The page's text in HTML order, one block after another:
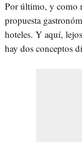
Por último, y como
propuesta
hoteles. Y aquí,
hay dos conceptos